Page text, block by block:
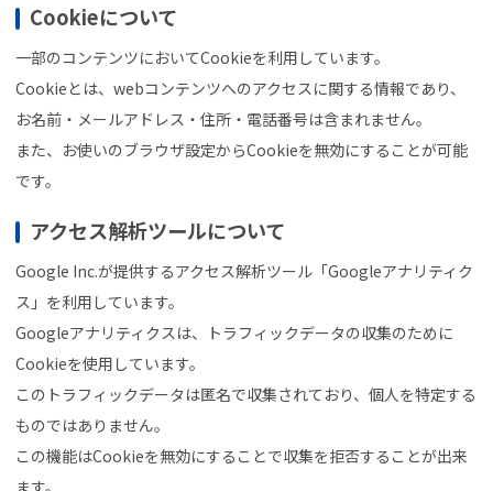
Cookieについて
一部のコンテンツにおいてCookieを利用しています。
Cookieとは、webコンテンツへのアクセスに関する情報であり、
お名前・メールアドレス・住所・電話番号は含まれません。
また、お使いのブラウザ設定からCookieを無効にすることが可能
です。
アクセス解析ツールについて
Google Inc.が提供するアクセス解析ツール「Googleアナリティク
ス」を利用しています。
Googleアナリティクスは、トラフィックデータの収集のために
Cookieを使用しています。
このトラフィックデータは匿名で収集されており、個人を特定する
ものではありません。
この機能はCookieを無効にすることで収集を拒否することが出来